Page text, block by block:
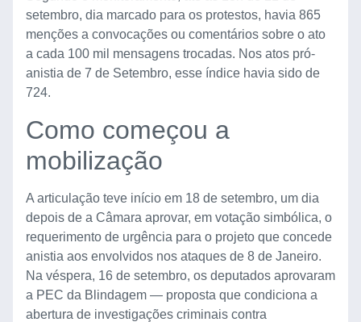
setembro, dia marcado para os protestos, havia 865
menções a convocações ou comentários sobre o ato
a cada 100 mil mensagens trocadas. Nos atos pró-
anistia de 7 de Setembro, esse índice havia sido de
724.
Como começou a
mobilização
A articulação teve início em 18 de setembro, um dia
depois de a Câmara aprovar, em votação simbólica, o
requerimento de urgência para o projeto que concede
anistia aos envolvidos nos ataques de 8 de Janeiro.
Na véspera, 16 de setembro, os deputados aprovaram
a PEC da Blindagem — proposta que condiciona a
abertura de investigações criminais contra